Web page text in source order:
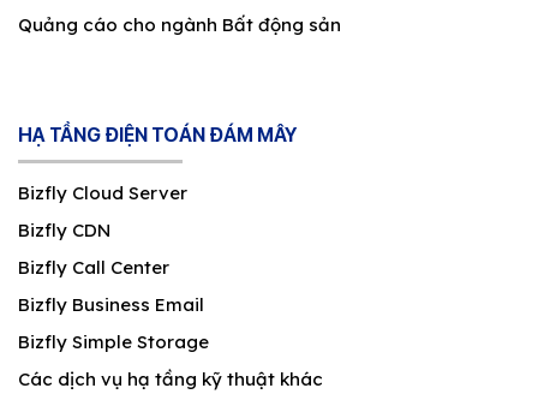
Quảng cáo cho ngành Bất động sản
HẠ TẦNG ĐIỆN TOÁN ĐÁM MÂY
Bizfly Cloud Server
Bizfly CDN
Bizfly Call Center
Bizfly Business Email
Bizfly Simple Storage
Các dịch vụ hạ tầng kỹ thuật khác